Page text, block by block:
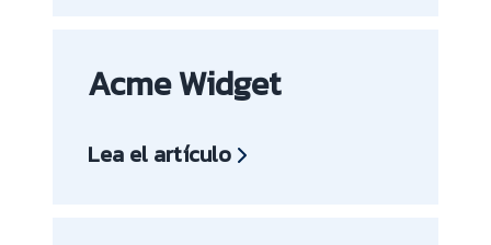
Acme Widget
Lea el artículo